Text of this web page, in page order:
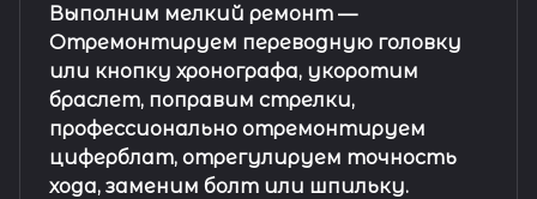
Выполним мелкий ремонт —
Отремонтируем переводную головку
или кнопку хронографа, укоротим
браслет, поправим стрелки,
профессионально отремонтируем
циферблат, отрегулируем точность
хода, заменим болт или шпильку.